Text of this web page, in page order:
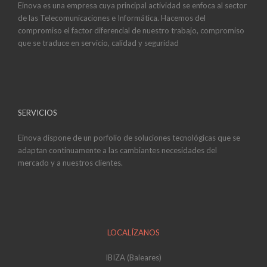
Einova es una empresa cuya principal actividad se enfoca al sector
de las Telecomunicaciones e Informática. Hacemos del
compromiso el factor diferencial de nuestro trabajo, compromiso
que se traduce en servicio, calidad y seguridad
SERVICIOS
Einova dispone de un porfolio de soluciones tecnológicas que se
adaptan continuamente a las cambiantes necesidades del
mercado y a nuestros clientes.
LOCALÍZANOS
IBIZA (Baleares)